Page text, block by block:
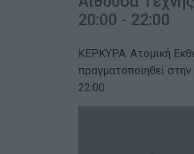
20:00 - 22:00
ΚΕΡΚΥΡΑ. Ατομική
πραγματοποιηθεί
22:00